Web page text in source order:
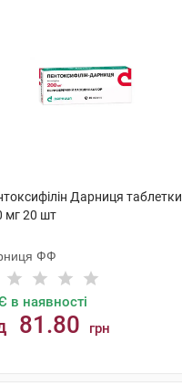
Дарниця таблетки
мг 20 шт
ФФ
в наявності
81.80 грн